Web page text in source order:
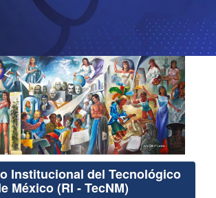
Institucional del Tecnológico
México (RI - TecNM)